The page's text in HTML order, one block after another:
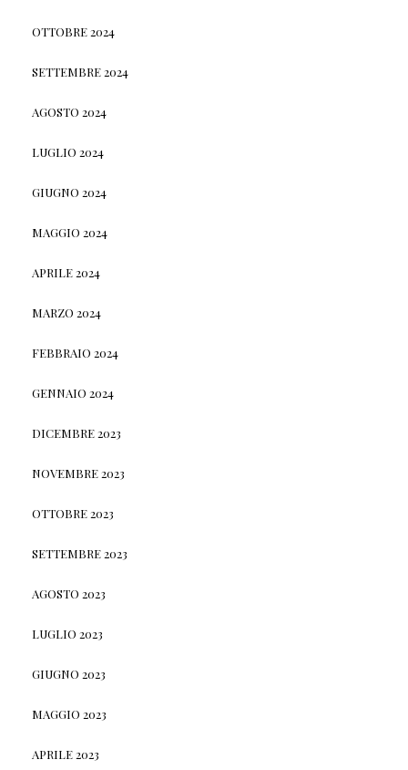
OTTOBRE 2024
SETTEMBRE 2024
AGOSTO 2024
LUGLIO 2024
GIUGNO 2024
MAGGIO 2024
APRILE 2024
MARZO 2024
FEBBRAIO 2024
GENNAIO 2024
DICEMBRE 2023
NOVEMBRE 2023
OTTOBRE 2023
SETTEMBRE 2023
AGOSTO 2023
LUGLIO 2023
GIUGNO 2023
MAGGIO 2023
APRILE 2023